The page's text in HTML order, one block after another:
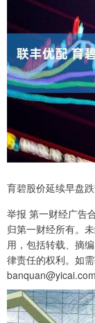
育碧股价延续早盘
举报 第一财经广告
归第一财经所有。
用，包括转载、摘
律责任的权利。如